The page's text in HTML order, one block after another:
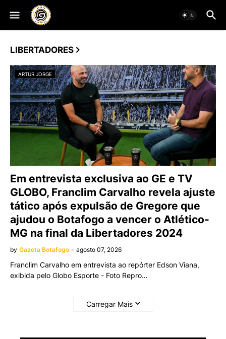
LIBERTADORES
ARTUR JORGE
Em entrevista exclusiva ao GE e TV
GLOBO, Franclim Carvalho revela ajuste
tático após expulsão de Gregore que
ajudou o Botafogo a vencer o Atlético-
MG na final da Libertadores 2024
by Gazeta Botafogo - agosto 07, 2026
Franclim Carvalho em entrevista ao repórter Edson Viana,
exibida pelo Globo Esporte - Foto Repro…
Carregar Mais